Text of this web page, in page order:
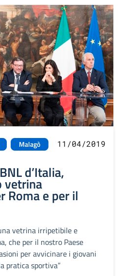
Malagò 11/04/2019
d’Italia,
vetrina
Roma e per il
vetrina irripetibile e
che per il nostro Paese
per avvicinare i giovani
pratica sportiva”